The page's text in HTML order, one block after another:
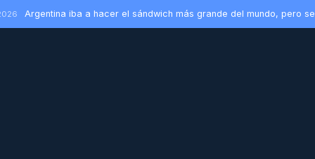
Argentina iba a hacer el sándwich más grande del mundo, pero